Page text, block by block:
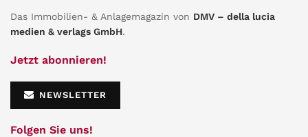
Das Immobilien- & Anlagemagazin von DMV – della lucia
medien & verlags GmbH.
Jetzt abonnieren!
NEWSLETTER
Folgen Sie uns!